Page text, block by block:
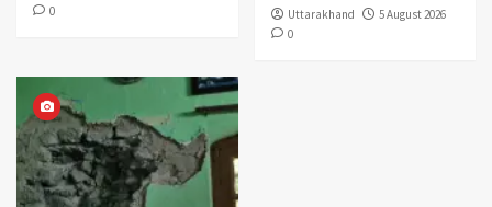
0
Uttarakhand
5 August 2026
0